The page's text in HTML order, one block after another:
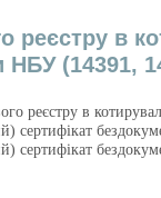
реєстру в
НБУ (14391,
реєстру в
сертифікат
сертифікат